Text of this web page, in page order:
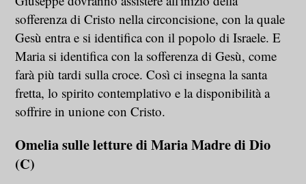
sofferenza di Cristo nella circoncisione, con la quale
Gesù entra e si identifica con il popolo di Israele. E
Maria si identifica con la sofferenza di Gesù, come
farà più tardi sulla croce. Così ci insegna la santa
fretta, lo spirito contemplativo e la disponibilità a
soffrire in unione con Cristo.
Omelia sulle letture di Maria Madre di Dio
(C)